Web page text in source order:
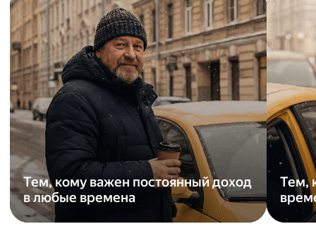
Тем, кому важен постоянный доход
в любые времена
Тем,